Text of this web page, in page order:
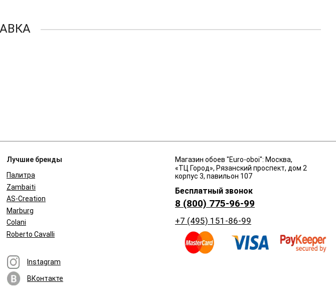
Лучшие бренды
Палитра
Zambaiti
AS-Creation
Marburg
Colani
Roberto Cavalli
Магазин обоев "Euro-oboi": Москва,
«ТЦ Город», Рязанский проспект, дом 2
корпус 3, павильон 107
Бесплатный звонок
8 (800) 775-96-99
+7 (495) 151-86-99
Instagram
ВКонтакте